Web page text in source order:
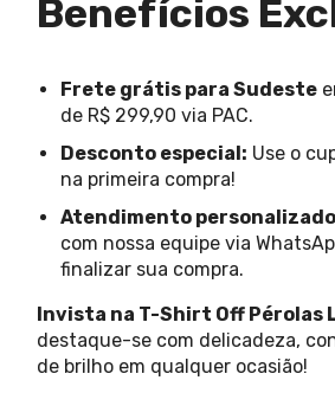
Benefícios
Frete grátis para Sudeste
de R$ 299,90 via PAC.
Desconto especial: Use o
na primeira compra!
Atendimento
com nossa equipe via
finalizar sua compra.
Invista na T-Shirt Off Pérolas
destaque-se com delicadeza,
de brilho em qualquer ocasião!